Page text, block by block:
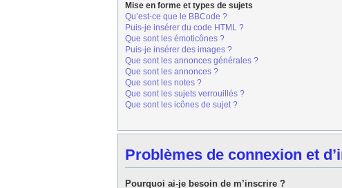
Mise en forme et types de sujets
Qu’est-ce que le BBCode ?
Puis-je insérer du code HTML ?
Que sont les émoticônes ?
Puis-je insérer des images ?
Que sont les annonces générales ?
Que sont les annonces ?
Que sont les notes ?
Que sont les sujets verrouillés ?
Que sont les icônes de sujet ?
Problèmes de connexion et
Pourquoi ai-je besoin de m’inscrire ?